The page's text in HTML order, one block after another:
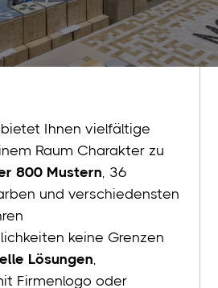
Ihnen vielfältige
Raum Charakter zu
800 Mustern, 36
und verschiedensten
keine Grenzen
Lösungen,
Firmenlogo oder